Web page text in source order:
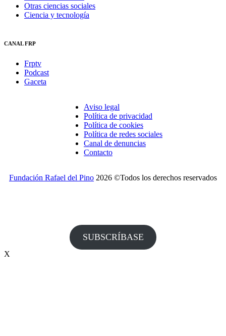
Otras ciencias sociales
Ciencia y tecnología
CANAL FRP
Frptv
Podcast
Gaceta
Aviso legal
Política de privacidad
Política de cookies
Política de redes sociales
Canal de denuncias
Contacto
Fundación Rafael del Pino 2026 ©Todos los derechos reservados
SUBSCRÍBASE
X